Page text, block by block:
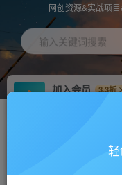
网创资源&实战项
输入关键词搜索
加入会员
3.3折
推广返佣高达